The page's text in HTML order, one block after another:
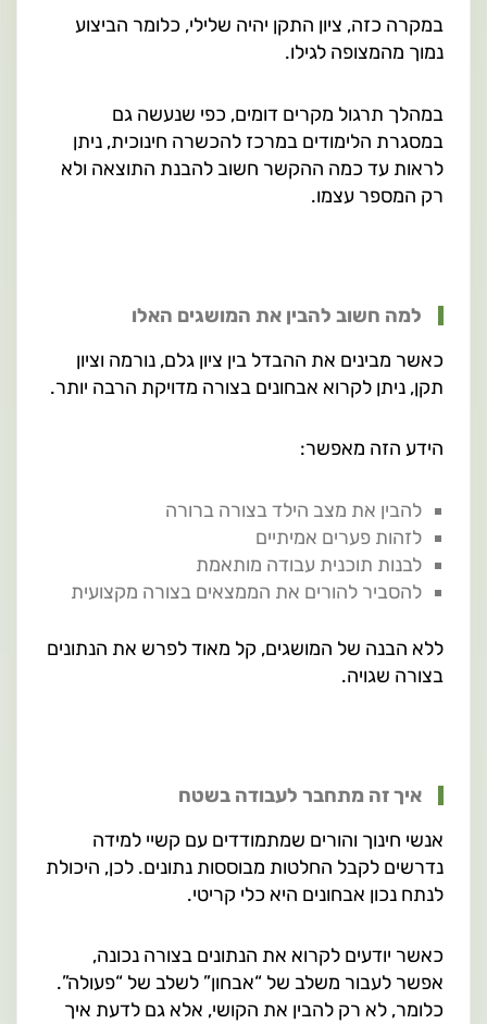
במקרה כזה, ציון התקן יהיה שלילי, כלומר הביצוע
נמוך מהמצופה לגילו.
במהלך תרגול מקרים דומים, כפי שנעשה גם
במסגרת הלימודים במרכז להכשרה חינוכית, ניתן
לראות עד כמה ההקשר חשוב להבנת התוצאה ולא
רק המספר עצמו.
למה חשוב להבין את המושגים האלו
כאשר מבינים את ההבדל בין ציון גלם, נורמה וציון
תקן, ניתן לקרוא אבחונים בצורה מדויקת הרבה יותר.
הידע הזה מאפשר:
להבין את מצב הילד בצורה ברורה
לזהות פערים אמיתיים
לבנות תוכנית עבודה מותאמת
להסביר להורים את הממצאים בצורה מקצועית
ללא הבנה של המושגים, קל מאוד לפרש את הנתונים
בצורה שגויה.
איך זה מתחבר לעבודה בשטח
אנשי חינוך והורים שמתמודדים עם קשיי למידה
נדרשים לקבל החלטות מבוססות נתונים. לכן, היכולת
לנתח נכון אבחונים היא כלי קריטי.
כאשר יודעים לקרוא את הנתונים בצורה נכונה,
אפשר לעבור משלב של “אבחון” לשלב של “פעולה”.
כלומר, לא רק להבין את הקושי, אלא גם לדעת איך